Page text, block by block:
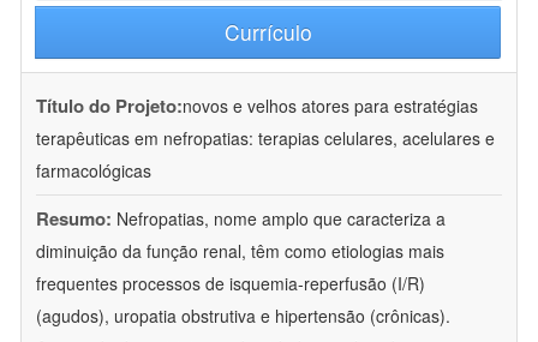
Currículo
Título do Projeto:novos e velhos atores para estratégias
terapêuticas em nefropatias: terapias celulares, acelulares e
farmacológicas
Resumo: Nefropatias, nome amplo que caracteriza a
diminuição da função renal, têm como etiologias mais
frequentes processos de isquemia-reperfusão (I/R)
(agudos), uropatia obstrutiva e hipertensão (crônicas).